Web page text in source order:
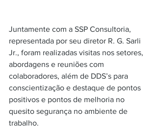
Juntamente com a SSP Consultoria,
representada por seu diretor R. G. Sarli
Jr., foram realizadas visitas nos setores,
abordagens e reuniões com
colaboradores, além de DDS’s para
conscientização e destaque de pontos
positivos e pontos de melhoria no
quesito segurança no ambiente de
trabalho.